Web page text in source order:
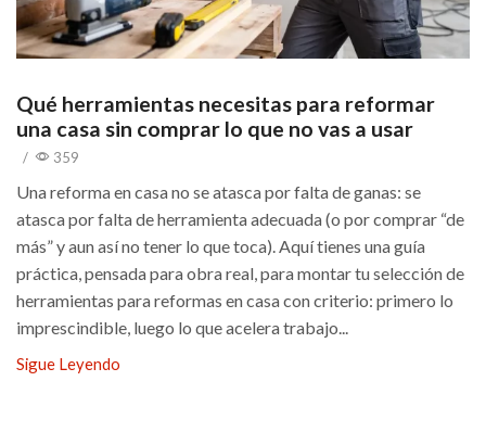
Qué herramientas necesitas para reformar
una casa sin comprar lo que no vas a usar
/ 359
Una reforma en casa no se atasca por falta de ganas: se
atasca por falta de herramienta adecuada (o por comprar “de
más” y aun así no tener lo que toca). Aquí tienes una guía
práctica, pensada para obra real, para montar tu selección de
herramientas para reformas en casa con criterio: primero lo
imprescindible, luego lo que acelera trabajo...
Sigue Leyendo